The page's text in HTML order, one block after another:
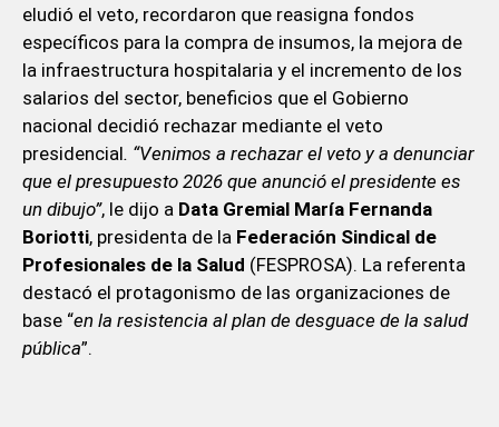
eludió el veto, recordaron que reasigna fondos
específicos para la compra de insumos, la mejora de
la infraestructura hospitalaria y el incremento de los
salarios del sector, beneficios que el Gobierno
nacional decidió rechazar mediante el veto
presidencial. “Venimos a rechazar el veto y a denunciar
que el presupuesto 2026 que anunció el presidente es
un dibujo”, le dijo a Data Gremial María Fernanda
Boriotti, presidenta de la Federación Sindical de
Profesionales de la Salud (FESPROSA). La referenta
destacó el protagonismo de las organizaciones de
base “en la resistencia al plan de desguace de la salud
pública”.